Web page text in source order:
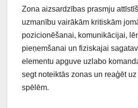
Zona aizsardzības prasmju
uzmanību vairākām kritiskām
pozicionēšanai, komunikācijai,
pieņemšanai un fiziskajai
elementu apguve uzlabo
segt noteiktās zonas un reaģēt
spēlēm.